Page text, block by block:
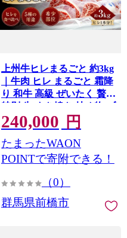
上州牛ヒレまるごと 約3kg
｜牛肉 ヒレ まるごと 霜降
り 和牛 高級 ぜいたく 贅沢
特別 牛 すき焼き 炒め物 ブ
ランド牛 上州牛 使いやす
い 便利 長期保存 冷凍 スト
ック 群馬県 前橋市
240,000 円
たまったWAON
POINTで寄附できる！
（0）
群馬県前橋市